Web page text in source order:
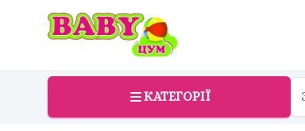
КАТЕГОРІЇ